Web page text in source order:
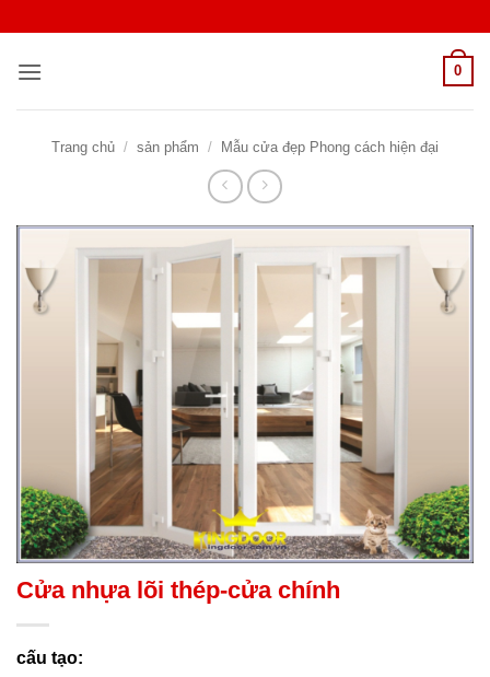
nội
0
Trang chủ / sản phẩm / Mẫu cửa đẹp Phong cách hiện đại
Cửa nhựa lõi thép-cửa chính
cấu tạo: